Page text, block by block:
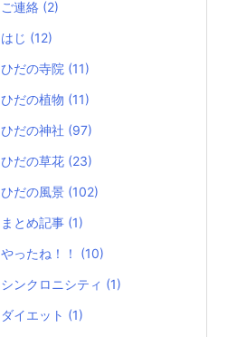
ご連絡 (2)
はじ (12)
ひだの寺院 (11)
ひだの植物 (11)
ひだの神社 (97)
ひだの草花 (23)
ひだの風景 (102)
まとめ記事 (1)
やったね！！ (10)
シンクロニシティ (1)
ダイエット (1)